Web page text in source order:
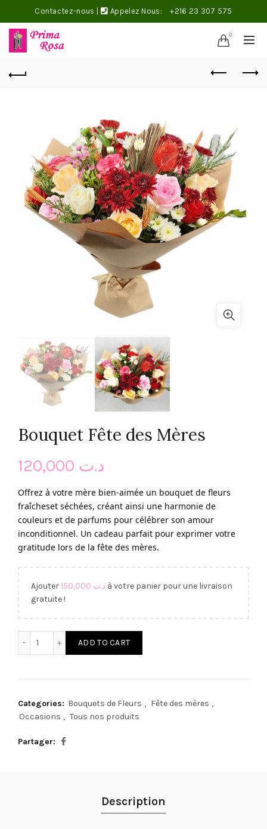
Contactez-nous Appelez Nous: +216 23 307 575
0
Bouquet Fête des Mères
د.ت
Offrez à votre mère bien-aimée un bouquet de fleurs
fraîcheset séchées, créant ainsi une harmonie de
couleurs et de parfums pour célébrer son amour
inconditionnel. Un cadeau parfait pour exprimer votre
gratitude lors de la fête des mères.
Ajouter د.ت à votre panier pour une livraison
gratuite !
ADD TO CART
Categories: Bouquets de Fleurs , Fête des mères ,
Occasions , Tous nos produits
Partager
Description